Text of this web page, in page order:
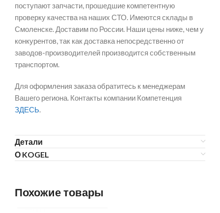
поступают запчасти, прошедшие компетентную
проверку качества на наших СТО. Имеются склады в
Смоленске. Доставим по России. Наши цены ниже, чем у
конкурентов, так как доставка непосредственно от
заводов-производителей производится собственным
транспортом.
Для оформления заказа обратитесь к менеджерам
Вашего региона. Контакты компании Компетенция
ЗДЕСЬ.
Детали
О KOGEL
Похожие товары